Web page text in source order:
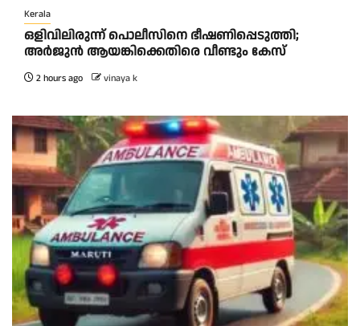
Kerala
ഒളിവിലിരുന്ന് പൊലീസിനെ ഭീഷണിപ്പെടുത്തി;
അർജുൻ ആയങ്കിക്കെതിരെ വീണ്ടും കേസ്
2 hours ago vinaya k